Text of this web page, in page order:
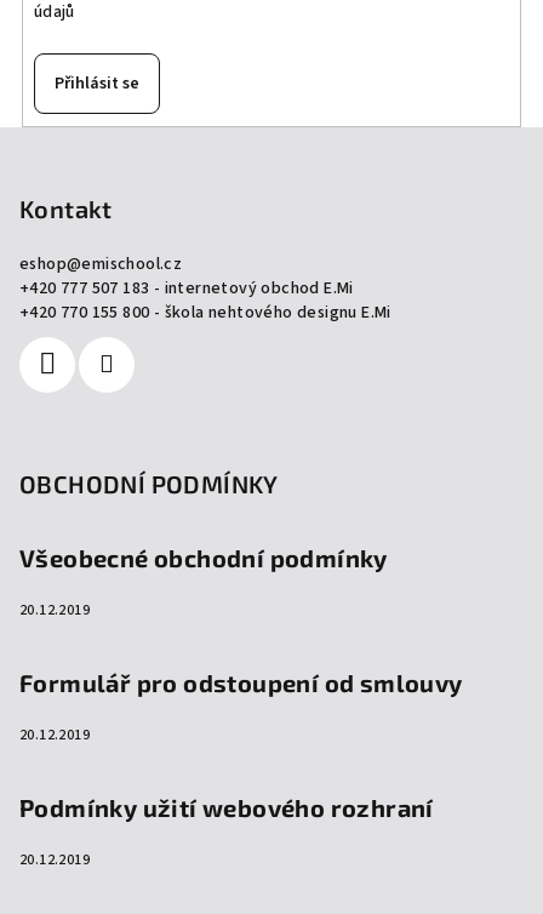
údajů
Přihlásit se
Kontakt
eshop@emischool.cz
+420 777 507 183 - internetový obchod E.Mi
+420 770 155 800 - škola nehtového designu E.Mi
OBCHODNÍ PODMÍNKY
Všeobecné obchodní podmínky
20.12.2019
Formulář pro odstoupení od smlouvy
20.12.2019
Podmínky užití webového rozhraní
20.12.2019